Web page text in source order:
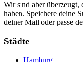
Wir sind aber überzeugt,
haben. Speichere deine
deiner Mail oder passe
Städte
Hamburg